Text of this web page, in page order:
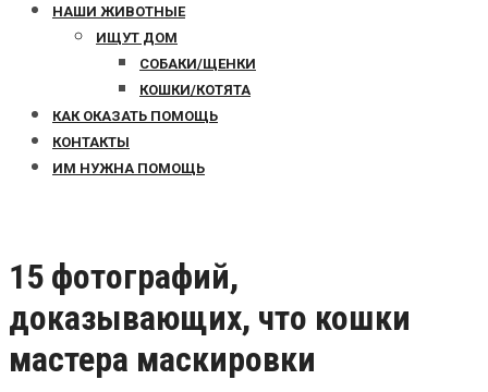
НАШИ ЖИВОТНЫЕ
ИЩУТ ДОМ
СОБАКИ/ЩЕНКИ
КОШКИ/КОТЯТА
КАК ОКАЗАТЬ ПОМОЩЬ
КОНТАКТЫ
ИМ НУЖНА ПОМОЩЬ
15 фотографий,
доказывающих, что кошки
мастера маскировки